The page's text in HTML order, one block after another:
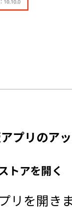
プリのア
トアを開く
リを開きま